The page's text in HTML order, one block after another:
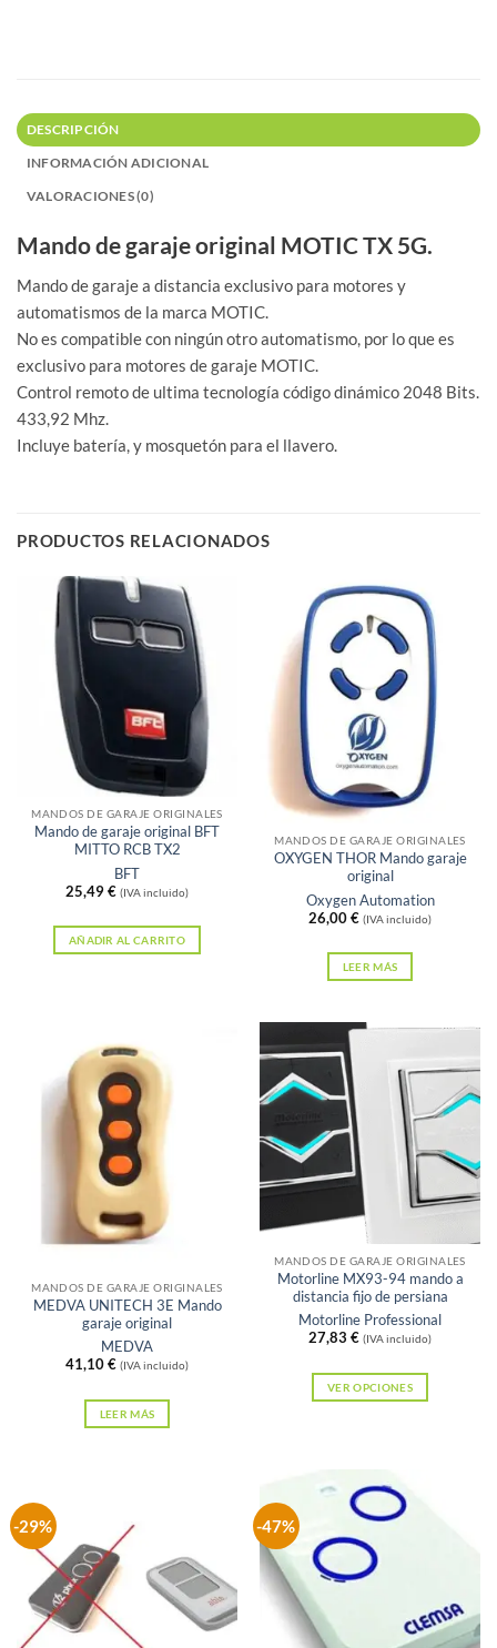
DESCRIPCIÓN
INFORMACIÓN ADICIONAL
VALORACIONES (0)
Mando de garaje original MOTIC TX 5G.
Mando de garaje a distancia exclusivo para motores y
automatismos de la marca MOTIC.
No es compatible con ningún otro automatismo, por lo que es
exclusivo para motores de garaje MOTIC.
Control remoto de ultima tecnología código dinámico 2048 Bits.
433,92 Mhz.
Incluye batería, y mosquetón para el llavero.
PRODUCTOS RELACIONADOS
MANDOS DE GARAJE ORIGINALES
Mando de garaje original BFT
MITTO RCB TX2
BFT
25,49€ (IVA incluido)
AÑADIR AL CARRITO
Sin existencias
MANDOS DE GARAJE ORIGINALES
OXYGEN THOR Mando garaje
original
Oxygen Automation
26,00€ (IVA incluido)
LEER MÁS
MANDOS DE GARAJE ORIGINALES
MEDVA UNITECH 3E Mando
garaje original
MEDVA
41,10€ (IVA incluido)
LEER MÁS
MANDOS DE GARAJE ORIGINALES
Motorline MX93-94 mando a
distancia fijo de persiana
Motorline Professional
27,83 € (IVA incluido)
VER OPCIONES
múltiples
variantes.
Las
opciones
pueden
-29% -47%